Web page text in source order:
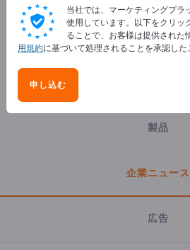
Mitglied in der Umweltallianz
DIN EN ISO 14001:2015
製品
企業ニュース
広告
当社では、マーケティングプラ
使用しています。以下をクリッ
ることで、お客様は提供された
用規約に基づいて処理されることを承認した
申し込む